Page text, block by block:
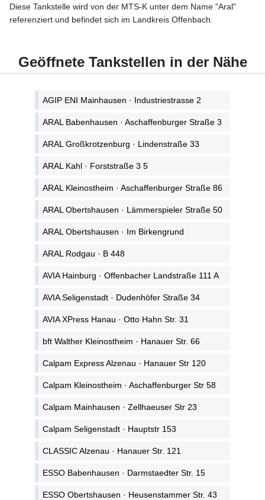
Diese Tankstelle wird von der MTS-K unter dem Name "Aral"
referenziert und befindet sich im Landkreis Offenbach.
Geöffnete Tankstellen in der Nähe
AGIP ENI Mainhausen · Industriestrasse 2
ARAL Babenhausen · Aschaffenburger Straße 3
ARAL Großkrotzenburg · Lindenstraße 33
ARAL Kahl · Forststraße 3 5
ARAL Kleinostheim · Aschaffenburger Straße 86
ARAL Obertshausen · Lämmerspieler Straße 50
ARAL Obertshausen · Im Birkengrund
ARAL Rodgau · B 448
AVIA Hainburg · Offenbacher Landstraße 111 A
AVIA Seligenstadt · Dudenhöfer Straße 34
AVIA XPress Hanau · Otto Hahn Str. 31
bft Walther Kleinostheim · Hanauer Str. 66
Calpam Express Alzenau · Hanauer Str 120
Calpam Kleinostheim · Aschaffenburger Str 58
Calpam Mainhausen · Zellhaeuser Str 23
Calpam Seligenstadt · Hauptstr 153
CLASSIC Alzenau · Hanauer Str. 121
ESSO Babenhausen · Darmstaedter Str. 15
ESSO Obertshausen · Heusenstammer Str. 43